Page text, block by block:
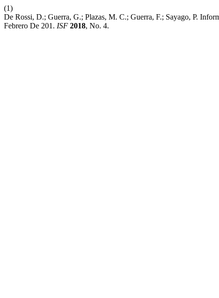
(1)
De Rossi, D.; Guerra, G.; Plazas, M. C.; Guerra, F.; Sayago, P.
Febrero De 201. ISF 2018, No. 4.